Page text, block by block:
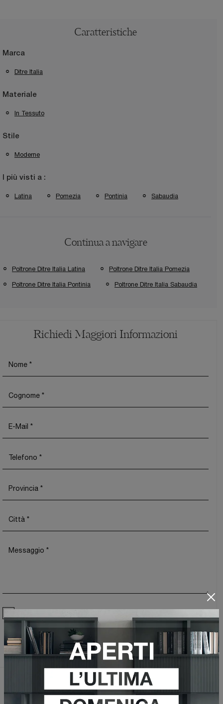
Caratteristiche
Marca
Ditre Italia
Materiale
In Tessuto
Stile
Moderne
I più visti a :
Latina Pomezia Pontinia Sabaudia
Continua a navigare
Poltrone Ditre Italia Latina Poltrone Ditre Italia Pomezia
Poltrone Ditre Italia Pontinia Poltrone Ditre Italia Sabaudia
Sfoglia i cataloghi
Richiedi Maggiori Informazioni
Invia